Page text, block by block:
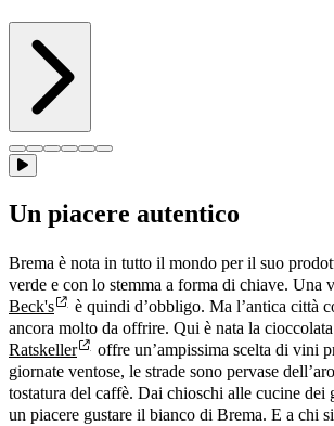
Un piacere autentico
Brema è nota in tutto il mondo per il suo
verde e con lo stemma a forma di chiave. Una
Beck's
è quindi d’obbligo. Ma l’antica città
ancora molto da offrire. Qui è nata la
Ratskeller
offre un’ampissima scelta di vini
giornate ventose, le strade sono pervase
tostatura del caffè. Dai chioschi alle cucine dei
un piacere gustare il bianco di Brema. E a chi